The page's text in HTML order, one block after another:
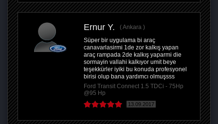
Ernur Y.
Ankara
Süper bir uygulama bi araç
canavarlasirmi 1de zor kalkış yapan
araç rampada 2de kalkış yaparmi die
sormayin vallahi kalkıyor umit beye
teşekkürler iyiki bu konuda profesyonel
birisi olup bana yardımcı olmuşsss
Ford Transit Connect 1.5 TDCi - 75Hp
@95 Hp
13.09.2017